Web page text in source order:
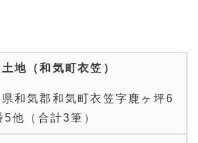
土地（和気町衣笠）
県和気郡和気町衣笠字鹿ヶ坪6
5他（合計3筆）